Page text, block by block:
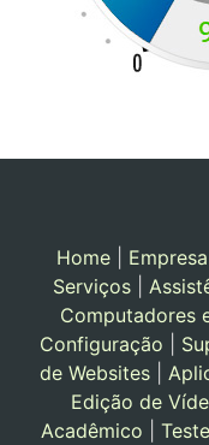
Home| Empresa
Serviços
Computadores
Configuração
de Websites|
Edição de
Acadêmico